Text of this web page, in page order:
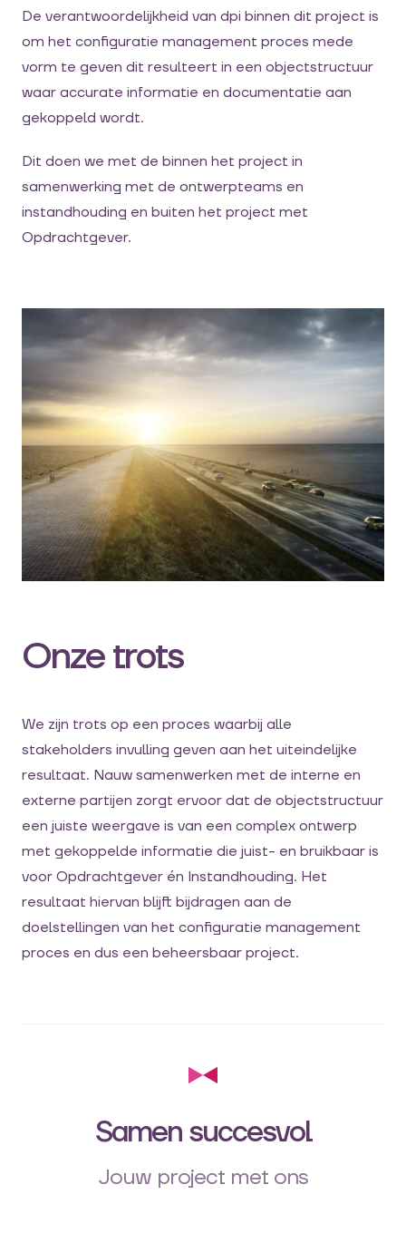
De verantwoordelijkheid van dpi binnen dit project is
om het configuratie management proces mede
vorm te geven dit resulteert in een objectstructuur
waar accurate informatie en documentatie aan
gekoppeld wordt.
Dit doen we met de binnen het project in
samenwerking met de ontwerpteams en
instandhouding en buiten het project met
Opdrachtgever.
Onze trots
We zijn trots op een proces waarbij alle
stakeholders invulling geven aan het uiteindelijke
resultaat. Nauw samenwerken met de interne en
externe partijen zorgt ervoor dat de objectstructuur
een juiste weergave is van een complex ontwerp
met gekoppelde informatie die juist- en bruikbaar is
voor Opdrachtgever én Instandhouding. Het
resultaat hiervan blijft bijdragen aan de
doelstellingen van het configuratie management
proces en dus een beheersbaar project.
Samen succesvol
Jouw project met ons